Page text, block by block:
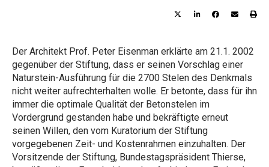
Der Architekt Prof. Peter Eisenman erklärte am 21.1. 2002
gegenüber der Stiftung, dass er seinen Vorschlag einer
Naturstein-Ausführung für die 2700 Stelen des Denkmals
nicht weiter aufrechterhalten wolle. Er betonte, dass für ihn
immer die optimale Qualität der Betonstelen im
Vordergrund gestanden habe und bekräftigte erneut
seinen Willen, den vom Kuratorium der Stiftung
vorgegebenen Zeit- und Kostenrahmen einzuhalten. Der
Vorsitzende der Stiftung, Bundestagspräsident Thierse,